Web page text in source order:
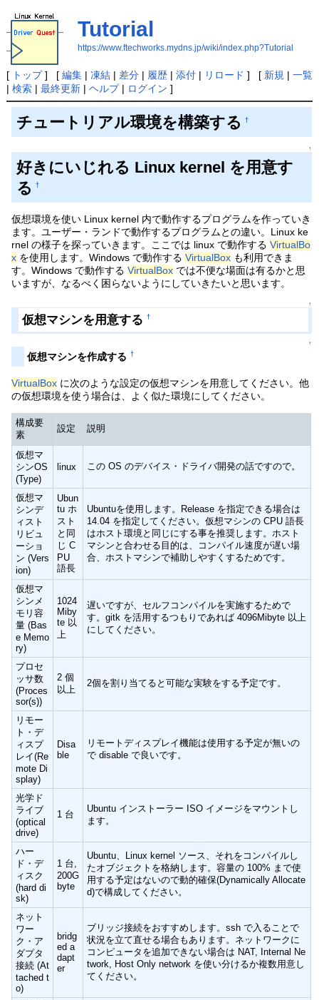
Tutorial
https://www.ftechworks.mydns.jp/wiki/index.php?Tutorial
[ トップ] [ 編集| 凍結| 差分| 履歴| 添付| リロード ] [ 新規 | 一覧
| 検索| 最終更新| ヘルプ| ログイン ]
チュートリアル環境を構築する †
↑
好きにいじれる Linux kernel を用意す
る
†
仮想環境を使い Linux kernel 内で動作するプログラムを作っていき
ます。ユーザー・ランドで動作するプログラムとの違い。Linux ke
rnel の様子を探っていきます。ここでは linux で動作するVirtualBo
x を使用します。Windows で動作するVirtualBox も利用できま
す。Windows で動作するVirtualBox では不便な場面は有るかと思
いますが、なるべく困らないようにしていきたいと思います。
↑
仮想マシンを用意する †
↑
仮想マシンを作成する †
VirtualBox に次のような設定の仮想マシンを用意してください。他
の仮想環境を使う場合は、よく似た環境にしてください。
構成要
素
設定 説明
仮想マ
シンOS
(Type)
linux この OS のデバイス・ドライバ開発の話ですので。
仮想マ
シンデ
ィスト
リビュ
ーショ
ン (Vers
ion)
Ubun
tu ホ
スト
と同
じ C
PU
語長
Ubuntuを使用します。Release を指定できる場合は
14.04 を指定してください。仮想マシンの CPU 語長
はホスト環境と同じにする事を推奨します。ホスト
マシンと合わせる目的は、コンパイル速度が遅い場
合、ホストマシンで補助しやすくするためです。
仮想マ
シンメ
モリ容
量 (Bas
e Memo
ry)
1024
Miby
te 以
上
遅いですが、セルフコンパイルを実施するためで
す。gitk を活用するつもりであれば 4096Mibyte 以上
にしてください。
プロセ
ッサ数
(Proces
sor(s))
2 個
以上
2個を割り当てると可能な実験をする予定です。
リモー
ト・デ
ィスプ
レイ(Re
mote Di
splay)
Disa
ble
リモートディスプレイ機能は使用する予定が無いの
で disable で良いです。
光学ド
ライブ
(optical
drive)
1 台
Ubuntu インストーラー ISO イメージをマウントし
ます。
ハー
ド・デ
ィスク
(hard di
sk)
1 台,
200G
byte
Ubuntu、Linux kernel ソース、それをコンパイルし
たオブジェクトを格納します。容量の 100% まで使
用する予定はないので動的確保(Dynamically Allocate
d)で構成してください。
ネット
ワー
ク・ア
ダプタ
接続 (At
tached t
o)
bridg
ed a
dapt
er
ブリッジ接続をおすすめします。ssh で入ることで
状況を立て直せる場合もあります。ネットワークに
コンピュータを追加できない場合は NAT, Internal Ne
twork, Host Only network を使い分けるか複数用意し
てください。